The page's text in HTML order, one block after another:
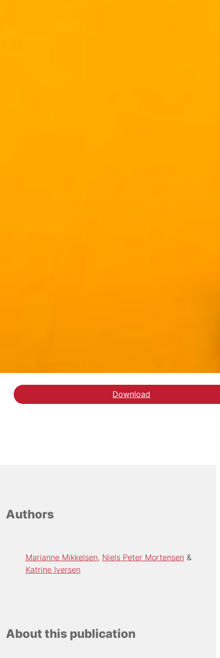
Download
Authors
Marianne Mikkelsen Niels Peter Mortensen
Katrine Iversen
About this publication